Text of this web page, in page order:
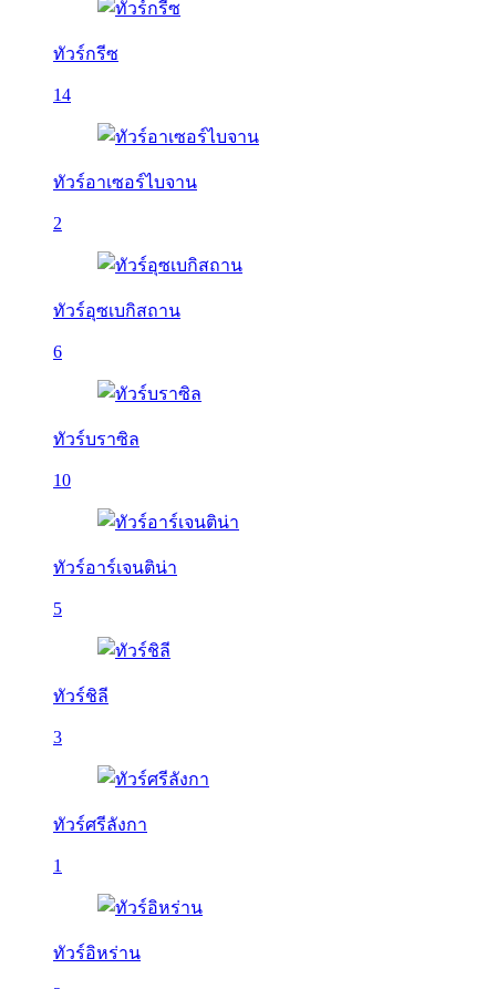
ทัวร์กรีซ
14
ทัวร์อาเซอร์ไบจาน
2
ทัวร์อุซเบกิสถาน
6
ทัวร์บราซิล
10
ทัวร์อาร์เจนติน่า
5
ทัวร์ชิลี
3
ทัวร์ศรีลังกา
1
ทัวร์อิหร่าน